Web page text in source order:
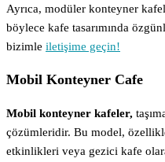
Ayrıca, modüler konteyner
böylece kafe tasarımında
bizimle iletişime geçin!
Mobil Konteyner Cafe
Mobil konteyner kafeler,
çözümleridir. Bu model,
etkinlikleri veya gezici kafe